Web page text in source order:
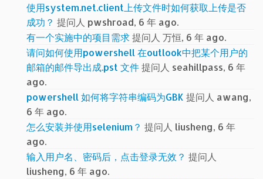
使用system.net.client上传文件时如何获取上传是否
成功？ 提问人 pwshroad, 6 年 ago.
有一个实施中的项目需求提问人 万恒, 6 年 ago.
请问如何使用powershell 在outlook中把某个用户的
邮箱的邮件导出成.pst 文件提问人 seahillpass, 6 年
ago.
powershell 如何将字符串编码为GBK 提问人 awang,
6 年 ago.
怎么安装并使用selenium？ 提问人 liusheng, 6 年
ago.
输入用户名、密码后，点击登录无效？ 提问人
liusheng, 6 年 ago.